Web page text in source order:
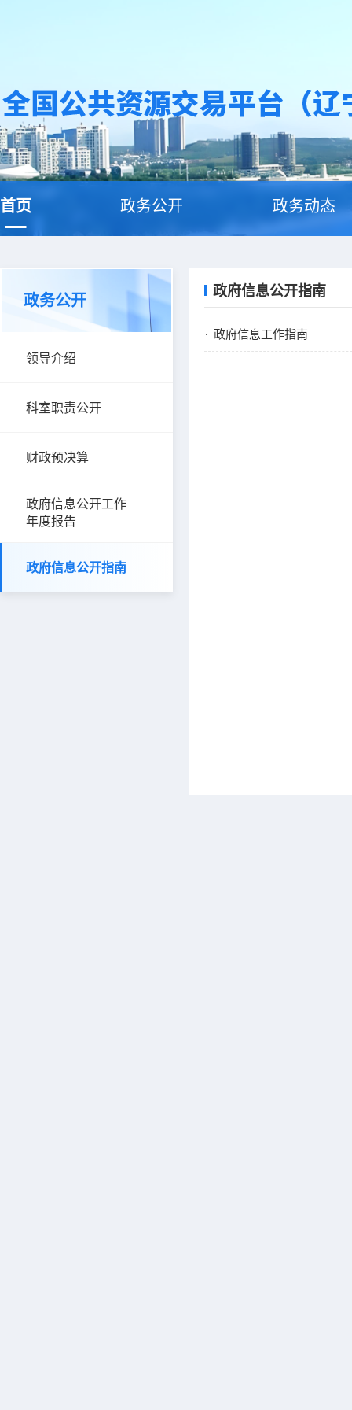
首页 政务公开 政务动态
政务公开
领导介绍
科室职责公开
财政预决算
政府信息公开工作
年度报告
政府信息公开指南
政府信息公开指南
政府信息工作指南